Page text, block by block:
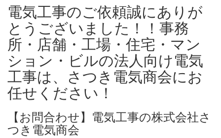
電気工事のご依頼誠にありが
とうございました！！事務
所・店舗・工場・住宅・マン
ション・ビルの法人向け電気
工事は、さつき電気商会にお
任せください！
【お問合わせ】電気工事の株式会社さ
つき電気商会